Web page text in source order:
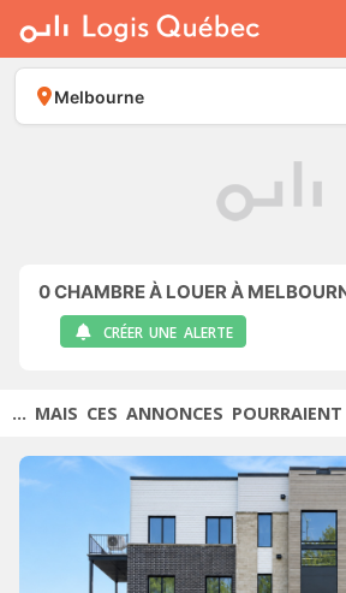
À LOUER
À VENDRE
PLACER UNE ANNONCE
Melbourne
0CHAMBRE À LOUER À
CRÉER UNE ALERTE
... MAIS CES ANNONCES POURRAIENT